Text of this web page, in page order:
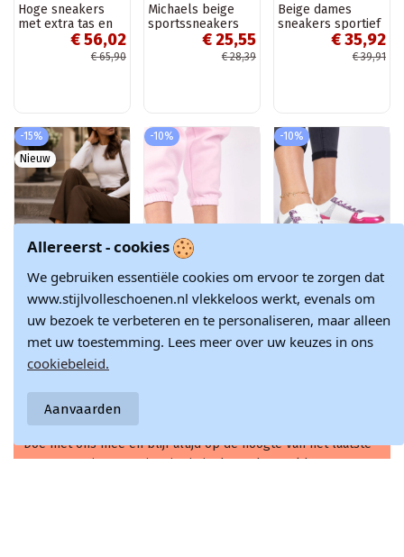
Hoge sneakers
met extra tas en
platform zwarte
kleur Saramis
€ 56,02
€ 65,90
Michaels beige
sportssneakers
€ 25,55
€ 28,39
Beige dames
sneakers sportief
met glitters€ 35,92
€ 39,91
-15%
Nieuw
Dames sneakers
met platform in
chocolade faux
€ 92,57
€ 108,90
-10%
met grijze
accenten Birna
€ 28,28
-10%
Roze
damessneakers
op een dikke zool
€ 28,28
Doe met ons mee en blijf altijd op de hoogte van het laatste
nieuws en inspiratie in de modewereld.
Allereerst - cookies
We gebruiken essentiële cookies om ervoor te zorgen dat
www.stijlvolleschoenen.nl vlekkeloos werkt, evenals om
uw bezoek te verbeteren en te personaliseren, maar alleen
met uw toestemming. Lees meer over uw keuzes in ons
cookiebeleid.
Aanvaarden